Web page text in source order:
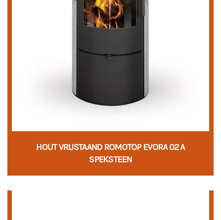
HOUT VRIJSTAAND ROMOTOP EVORA 02 A
SPEKSTEEN